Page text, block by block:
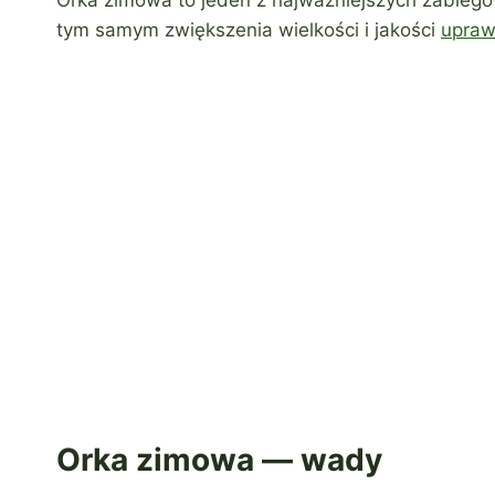
tym samym zwiększenia wielkości i jakości upraw
Orka zimowa — wady